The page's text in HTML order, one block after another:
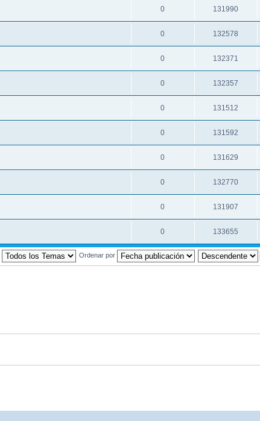
0 131990
0 132578
0 132371
0 132357
0 131512
0 131592
0 131629
0 132770
0 131907
0 133655
Ordenar por